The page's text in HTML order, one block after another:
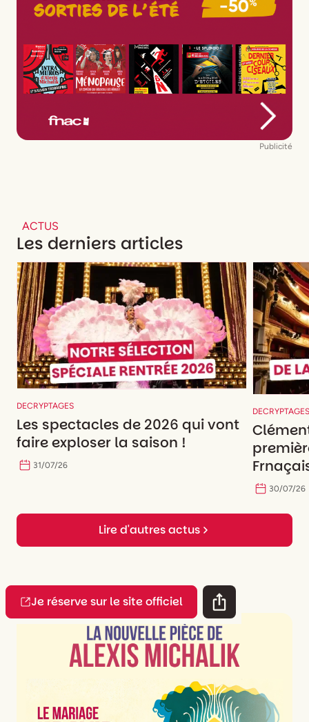
Publicité
ACTUS
Les derniers articles
DECRYPTAGES
Les spectacles de 2026 qui vont
faire exploser la saison !
31/07/26
30/07/26
Lire d'autres actus
Je réserve sur le site officiel